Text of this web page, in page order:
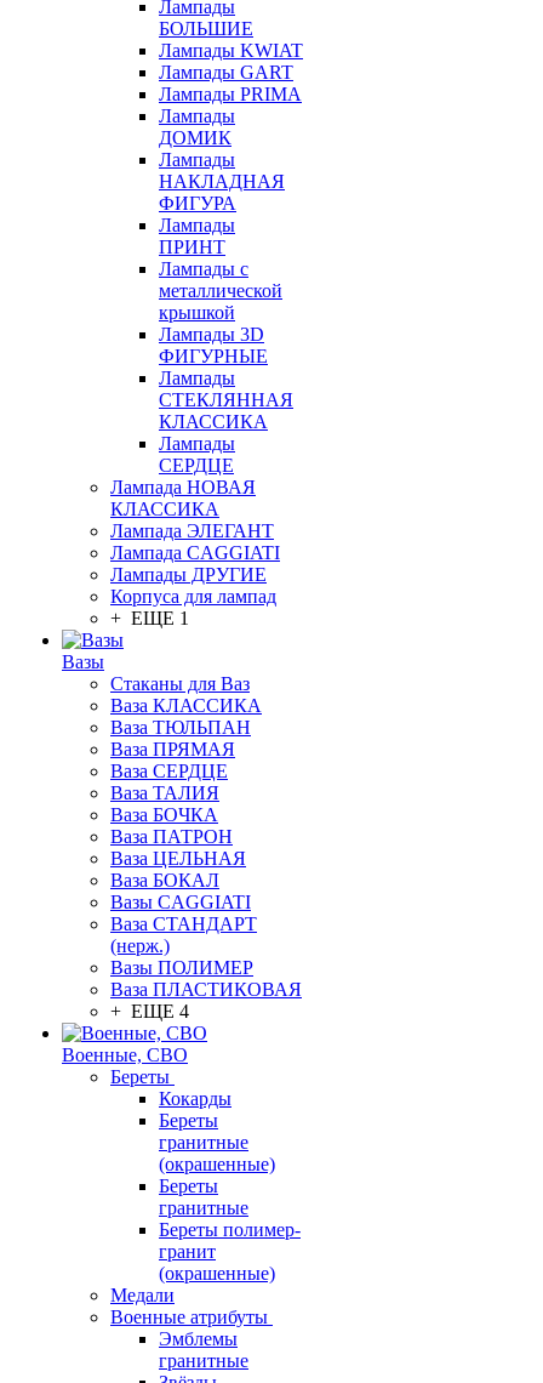
Лампады
БОЛЬШИЕ
Лампады KWIAT
Лампады GART
Лампады PRIMA
Лампады
ДОМИК
Лампады
НАКЛАДНАЯ
ФИГУРА
Лампады
ПРИНТ
Лампады с
металлической
крышкой
Лампады 3D
ФИГУРНЫЕ
Лампады
СТЕКЛЯННАЯ
КЛАССИКА
Лампады
СЕРДЦЕ
Лампада НОВАЯ
КЛАССИКА
Лампада ЭЛЕГАНТ
Лампада CAGGIATI
Лампады ДРУГИЕ
Корпуса для лампад
+ ЕЩЕ 1
Вазы
Стаканы для Ваз
Ваза КЛАССИКА
Ваза ТЮЛЬПАН
Ваза ПРЯМАЯ
Ваза СЕРДЦЕ
Ваза ТАЛИЯ
Ваза БОЧКА
Ваза ПАТРОН
Ваза ЦЕЛЬНАЯ
Ваза БОКАЛ
Вазы CAGGIATI
Ваза СТАНДАРТ
(нерж.)
Вазы ПОЛИМЕР
Ваза ПЛАСТИКОВАЯ
+ ЕЩЕ 4
Военные, СВО
Береты
Кокарды
Береты
гранитные
(окрашенные)
Береты
гранитные
Береты полимер-
гранит
(окрашенные)
Медали
Военные атрибуты
Эмблемы
гранитные